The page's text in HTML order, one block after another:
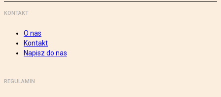
KONTAKT
O nas
Kontakt
Napisz do nas
REGULAMIN